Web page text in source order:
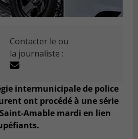
Contacter le ou
la journaliste :
intermunicipale de police
ont procédé à une série
Amable mardi en lien